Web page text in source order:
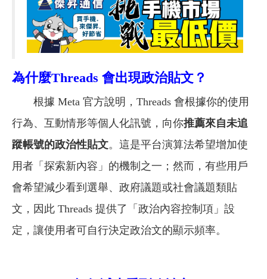
為什麼Threads 會出現政治貼文？
根據 Meta 官方說明，Threads 會根據你的使用
行為、互動情形等個人化訊號，向你推薦來自未追
蹤帳號的政治性貼文。這是平台演算法希望增加使
用者「探索新內容」的機制之一；然而，有些用戶
會希望減少看到選舉、政府議題或社會議題類貼
文，因此 Threads 提供了「政治內容控制項」設
定，讓使用者可自行決定政治文的顯示頻率。